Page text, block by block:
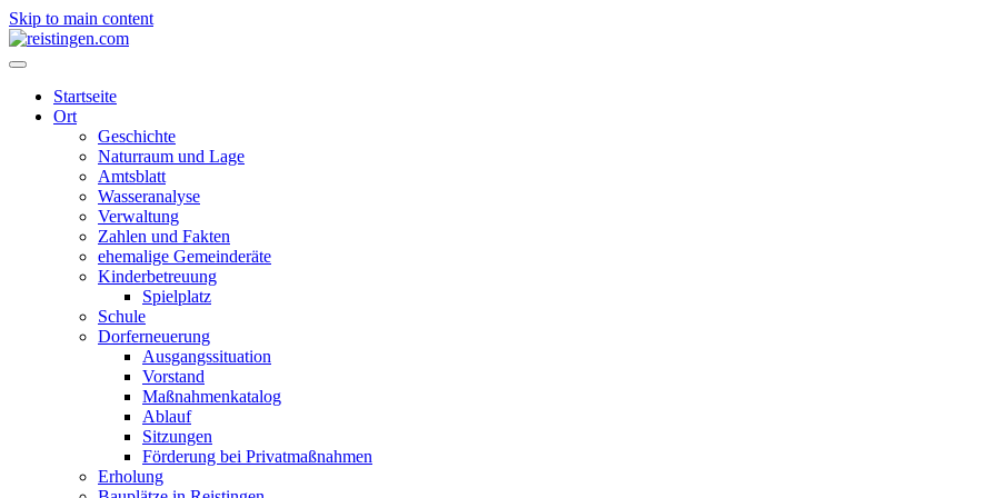
Skip to main content
Startseite
Ort
Geschichte
Naturraum und Lage
Amtsblatt
Wasseranalyse
Verwaltung
Zahlen und Fakten
ehemalige Gemeinderäte
Kinderbetreuung
Spielplatz
Schule
Dorferneuerung
Ausgangssituation
Vorstand
Maßnahmenkatalog
Ablauf
Sitzungen
Förderung bei Privatmaßnahmen
Erholung